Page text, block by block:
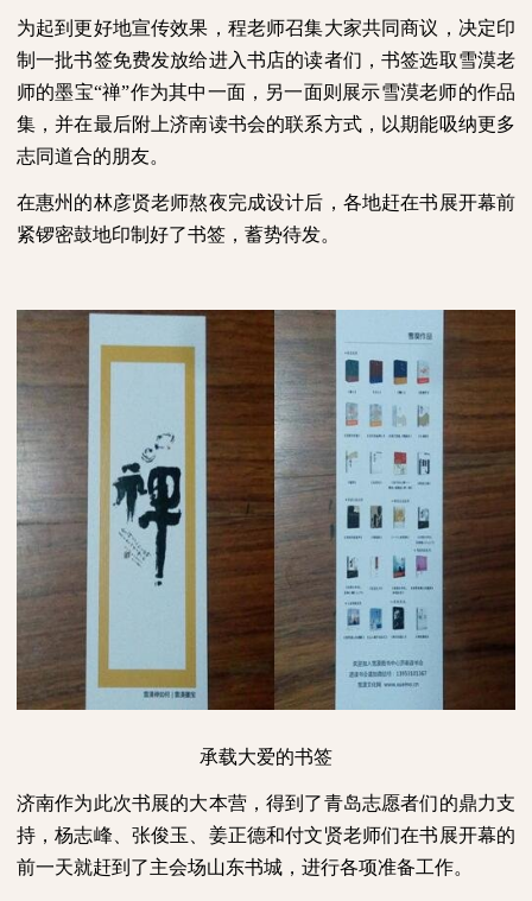
为起到更好地宣传效果，程老师召集大家共同商议，决定印
制一批书签免费发放给进入书店的读者们，书签选取雪漠老
师的墨宝“禅”作为其中一面，另一面则展示雪漠老师的作品
集，并在最后附上济南读书会的联系方式，以期能吸纳更多
志同道合的朋友。
在惠州的林彦贤老师熬夜完成设计后，各地赶在书展开幕前
紧锣密鼓地印制好了书签，蓄势待发。
承载大爱的书签
济南作为此次书展的大本营，得到了青岛志愿者们的鼎力支
持，杨志峰、张俊玉、姜正德和付文贤老师们在书展开幕的
前一天就赶到了主会场山东书城，进行各项准备工作。